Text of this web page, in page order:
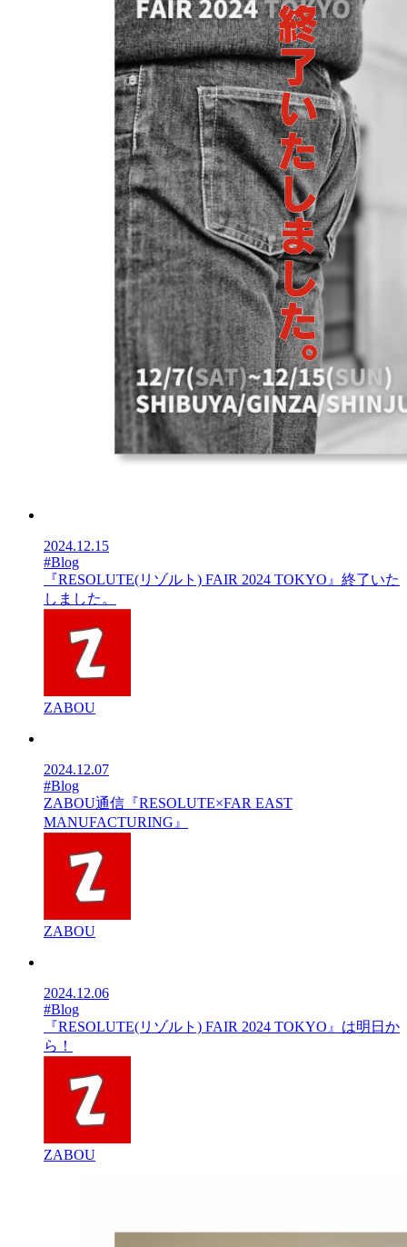
2024.12.15
#Blog
『RESOLUTE(リゾルト) FAIR 2024 TOKYO』終了いた
しました。
ZABOU
2024.12.07
#Blog
ZABOU通信『RESOLUTE×FAR EAST
MANUFACTURING』
ZABOU
2024.12.06
#Blog
『RESOLUTE(リゾルト) FAIR 2024 TOKYO』は明日か
ら！
ZABOU